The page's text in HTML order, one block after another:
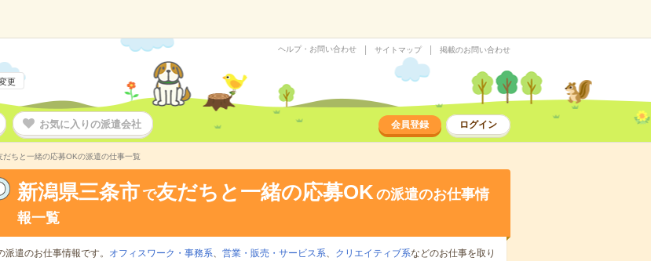
更
ヘルプ・お問い合わせ サイトマップ 掲載のお問い合わせ
お気に入りの派遣会社 会員登録 ログイン
だちと一緒の応募OKの派遣の仕事一覧
新潟県三条市 で友だちと一緒の応募OKの派遣のお仕事情
報一覧
派遣のお仕事情報です。 オフィスワーク・事務系、 営業・販売・サービス系、 クリエイティブ系などのお仕事を取り